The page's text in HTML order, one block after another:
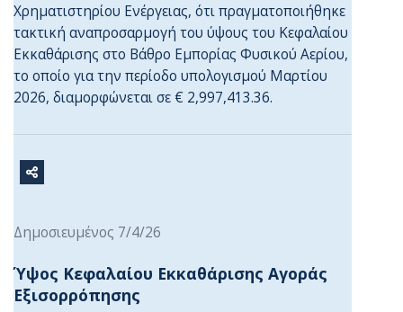
Χρηματιστηρίου Ενέργειας, ότι πραγματοποιήθηκε
τακτική αναπροσαρμογή του ύψους του Κεφαλαίου
Εκκαθάρισης στο Βάθρο Εμπορίας Φυσικού Αερίου,
το οποίο για την περίοδο υπολογισμού Μαρτίου
2026, διαμορφώνεται σε € 2,997,413.36.
Δημοσιευμένος 7/4/26
Ύψος Κεφαλαίου Εκκαθάρισης Αγοράς
Εξισορρόπησης